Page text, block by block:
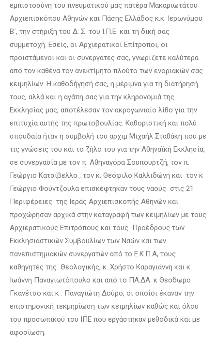
εμπιστοσύνη του πνευματικού μας πατέρα Μακαριωτάτου
Αρχιεπισκόπου Αθηνών και Πάσης Ελλάδος κ.κ. Ιερωνύμου
Β΄, την στήριξη του Δ. Σ. του Ι.Π.Ε. και τη δική σας
συμμετοχή. Εσείς, οι Αρχιερατικοί Επίτροποι, οι
προϊστάμενοι και οι συνεργάτες σας, γνωρίζετε καλύτερα
από τον καθένα τον ανεκτίμητο πλούτο των ενοριακών σας
κειμηλίων. Η καθοδήγησή σας, η μέριμνα για τη διατήρησή
τους, αλλά και η αγάπη σας για την κληρονομιά της
Εκκλησίας μας, αποτέλεσαν τον ακρογωνιαίο λίθο για την
επιτυχία αυτής της πρωτοβουλίας. Καθοριστική και πολύ
σπουδαία ήταν η συμβολή του αρχιμ Μιχαήλ Σταθάκη που με
τις γνώσεις του και το ζήλο του για την Αθηναϊκή Εκκλησία,
σε συνεργασία με τον π. Αθηναγόρα Σουπουρτζή, τον π.
Γεώργιο Κατσίβελλο , τον κ. Θεόφιλο Καλλιδώνη και τον κ
Γεώργιο Φούντζουλα επισκέφτηκαν τους ναούς στις 21
Περιφέρειες της Ιεράς Αρχιεπισκοπής Αθηνών και
προχώρησαν αρχικά στην καταγραφή των κειμηλίων με τους
Αρχιερατικούς Επιτρόπους και τους Προέδρους των
Εκκλησιαστικών Συμβουλίων των Ναών και των
πανεπιστημιακών συνεργατών από το Ε.Κ.Π.Α, τους
καθηγητές της Θεολογικής, κ. Χρήστο Καραγιάννη και κ.
Ιωάννη Παναγιωτόπουλο και από το ΠΑ.ΔΑ. κ Θεοδωρο
Γκανέτσο και κ . Παναγιώτη Δούρο, οι οποίοι έκαναν την
επιστημονική τεκμηρίωση των κειμηλίων καθώς και όλου
του προσωπικού του ΙΠΕ που εργάστηκαν μεθοδικά και με
αφοσίωση.